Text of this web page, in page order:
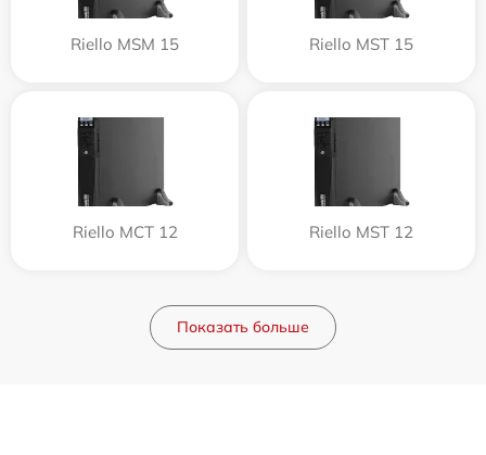
Riello MSM 15 Riello MST 15
Riello MCT 12 Riello MST 12
Показать больше